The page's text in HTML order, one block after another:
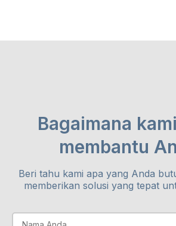
Bagaimana
membantu
Beri tahu kami apa yang Anda
memberikan solusi yang tepat